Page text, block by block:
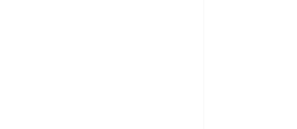
je 5 z 5 hviezdičiek.